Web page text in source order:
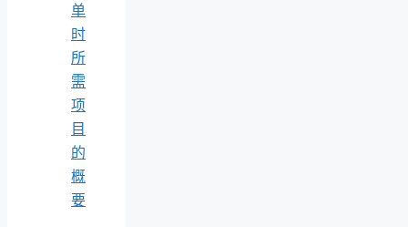
单
时
所
需
项
目
的
概
要